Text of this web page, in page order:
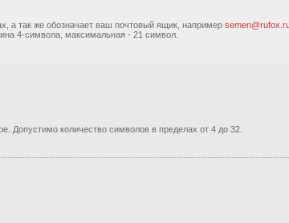
а так же обозначает ваш почтовый ящик, например
4-символа, максимальная - 21 символ.
Допустимо количество символов в пределах от 4 до 32.